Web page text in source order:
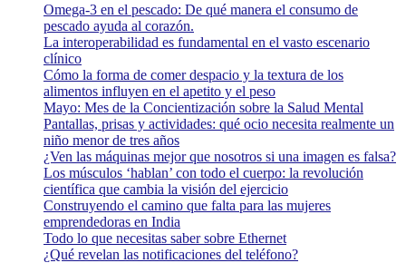
Omega-3 en el pescado: De qué manera el consumo de
pescado ayuda al corazón.
La interoperabilidad es fundamental en el vasto escenario
clínico
Cómo la forma de comer despacio y la textura de los
alimentos influyen en el apetito y el peso
Mayo: Mes de la Concientización sobre la Salud Mental
Pantallas, prisas y actividades: qué ocio necesita realmente un
niño menor de tres años
¿Ven las máquinas mejor que nosotros si una imagen es falsa?
Los músculos ‘hablan’ con todo el cuerpo: la revolución
científica que cambia la visión del ejercicio
Construyendo el camino que falta para las mujeres
emprendedoras en India
Todo lo que necesitas saber sobre Ethernet
¿Qué revelan las notificaciones del teléfono?